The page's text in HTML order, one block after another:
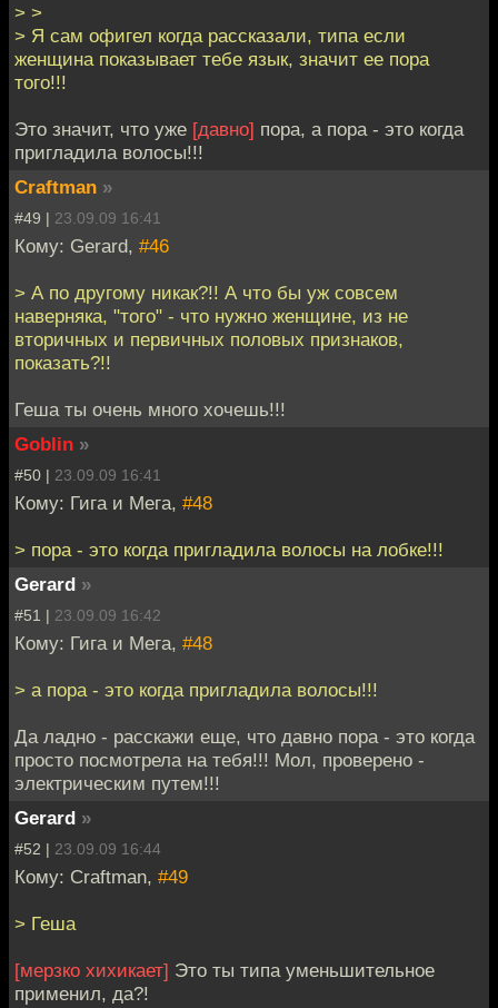
> >
> Я сам офигел когда рассказали, типа если
женщина показывает тебе язык, значит ее пора
того!!!
Это значит, что уже [давно] пора, а пора - это когда
пригладила волосы!!!
Craftman »
#49 | 23.09.09 16:41
Кому: Gerard, #46
> А по другому никак?!! А что бы уж совсем
наверняка, "того" - что нужно женщине, из не
вторичных и первичных половых признаков,
показать?!!
Геша ты очень много хочешь!!!
Goblin »
#50 | 23.09.09 16:41
Кому: Гига и Мега, #48
> пора - это когда пригладила волосы на лобке!!!
Gerard »
#51 | 23.09.09 16:42
Кому: Гига и Мега, #48
> а пора - это когда пригладила волосы!!!
Да ладно - расскажи еще, что давно пора - это когда
просто посмотрела на тебя!!! Мол, проверено -
электрическим путем!!!
Gerard »
#52 | 23.09.09 16:44
Кому: Craftman, #49
> Геша
[мерзко хихикает] Это ты типа уменьшительное
применил, да?!